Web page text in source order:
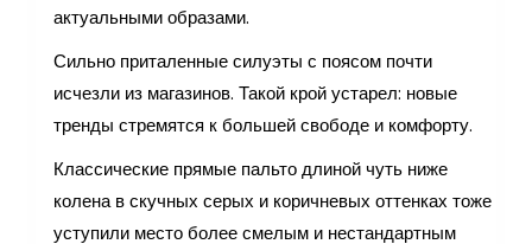
актуальными образами.
Сильно приталенные силуэты с поясом почти
исчезли из магазинов. Такой крой устарел: новые
тренды стремятся к большей свободе и комфорту.
Классические прямые пальто длиной чуть ниже
колена в скучных серых и коричневых оттенках тоже
уступили место более смелым и нестандартным